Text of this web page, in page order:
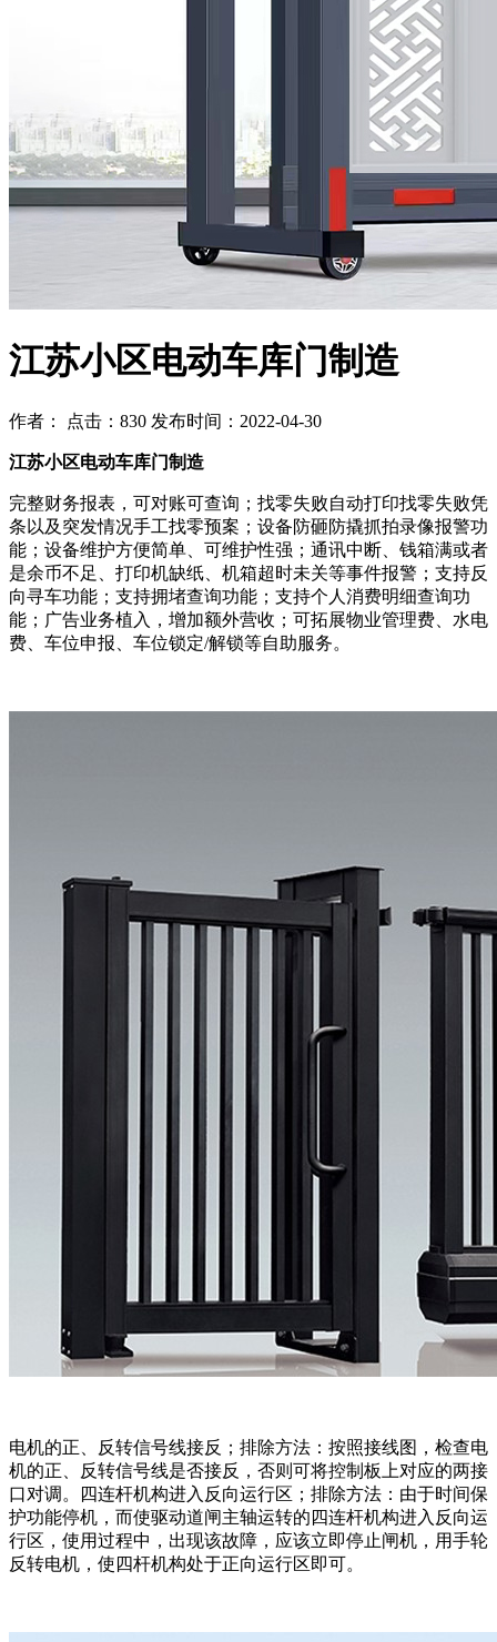
江苏小区电动车库门制造
作者： 点击：830 发布时间：2022-04-30
江苏小区电动车库门制造
完整财务报表，可对账可查询；找零失败自动打印找零失败凭
条以及突发情况手工找零预案；设备防砸防撬抓拍录像报警功
能；设备维护方便简单、可维护性强；通讯中断、钱箱满或者
是余币不足、打印机缺纸、机箱超时未关等事件报警；支持反
向寻车功能；支持拥堵查询功能；支持个人消费明细查询功
能；广告业务植入，增加额外营收；可拓展物业管理费、水电
费、车位申报、车位锁定/解锁等自助服务。
电机的正、反转信号线接反；排除方法：按照接线图，检查电
机的正、反转信号线是否接反，否则可将控制板上对应的两接
口对调。四连杆机构进入反向运行区；排除方法：由于时间保
护功能停机，而使驱动道闸主轴运转的四连杆机构进入反向运
行区，使用过程中，出现该故障，应该立即停止闸机，用手轮
反转电机，使四杆机构处于正向运行区即可。